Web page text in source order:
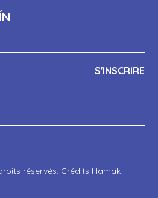
réservés. Crédits Hamak